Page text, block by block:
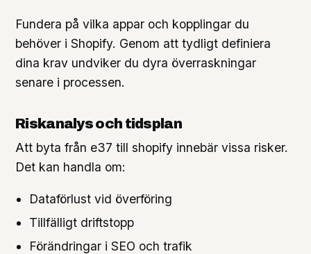
Fundera på vilka appar och kopplingar du
behöver i Shopify. Genom att tydligt definiera
dina krav undviker du dyra överraskningar
senare i processen.
Riskanalys och tidsplan
Att byta från e37 till shopify innebär vissa risker.
Det kan handla om:
Dataförlust vid överföring
Tillfälligt driftstopp
Förändringar i SEO och trafik